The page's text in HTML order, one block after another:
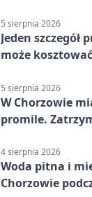
5 sierpnia 2026
Jeden szczegół
może
5 sierpnia 2026
W Chorzowie
promile.
4 sierpnia 2026
Woda pitna i
Chorzowie